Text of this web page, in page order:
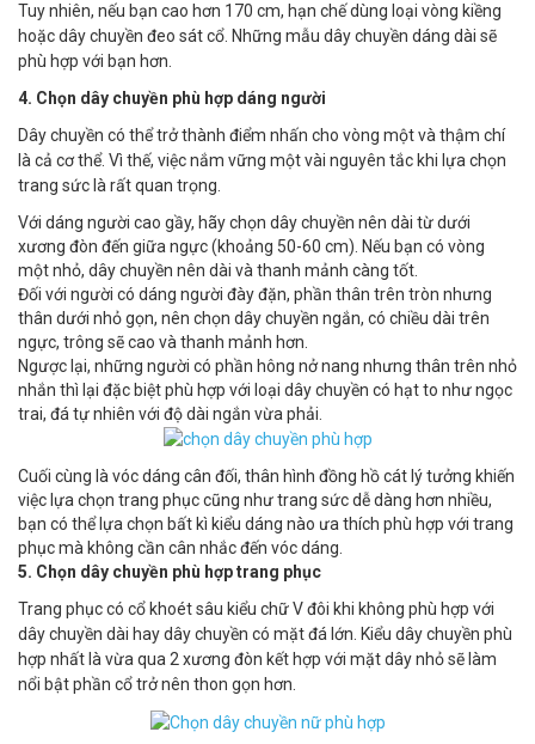
Tuy nhiên, nếu bạn cao hơn 170 cm, hạn chế dùng loại vòng kiềng
hoặc dây chuyền đeo sát cổ. Những mẫu dây chuyền dáng dài sẽ
phù hợp với bạn hơn.
4. Chọn dây chuyền phù hợp dáng người
Dây chuyền có thể trở thành điểm nhấn cho vòng một và thậm chí
là cả cơ thể. Vì thế, việc nắm vững một vài nguyên tắc khi lựa chọn
trang sức là rất quan trọng.
Với dáng người cao gầy, hãy chọn dây chuyền nên dài từ dưới
xương đòn đến giữa ngực (khoảng 50-60 cm). Nếu bạn có vòng
một nhỏ, dây chuyền nên dài và thanh mảnh càng tốt.
Đối với người có dáng người đày đặn, phần thân trên tròn nhưng
thân dưới nhỏ gọn, nên chọn dây chuyền ngắn, có chiều dài trên
ngực, trông sẽ cao và thanh mảnh hơn.
Ngược lại, những người có phần hông nở nang nhưng thân trên nhỏ
nhắn thì lại đặc biệt phù hợp với loại dây chuyền có hạt to như ngọc
trai, đá tự nhiên với độ dài ngắn vừa phải.
Cuối cùng là vóc dáng cân đối, thân hình đồng hồ cát lý tưởng khiến
việc lựa chọn trang phục cũng như trang sức dễ dàng hơn nhiều,
bạn có thể lựa chọn bất kì kiểu dáng nào ưa thích phù hợp với trang
phục mà không cần cân nhắc đến vóc dáng.
5. Chọn dây chuyền phù hợp trang phục
Trang phục có cổ khoét sâu kiểu chữ V đôi khi không phù hợp với
dây chuyền dài hay dây chuyền có mặt đá lớn. Kiểu dây chuyền phù
hợp nhất là vừa qua 2 xương đòn kết hợp với mặt dây nhỏ sẽ làm
nổi bật phần cổ trở nên thon gọn hơn.